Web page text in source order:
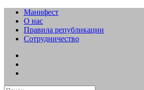
Манифест
О нас
Правила републикации
Сотрудничество